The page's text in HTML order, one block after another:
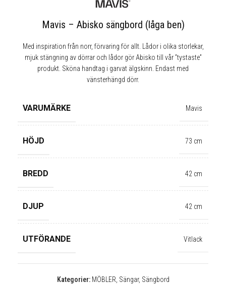
Mavis – Abisko sängbord (låga ben)
Med inspiration från norr, förvaring för allt. Lådor i olika storlekar,
mjuk stängning av dörrar och lådor gör Abisko till vår ”tystaste”
produkt. Sköna handtag i garvat älgskinn. Endast med
vänsterhängd dörr.
VARUMÄRKE Mavis
HÖJD 73 cm
BREDD 42 cm
DJUP 42 cm
UTFÖRANDE Vitlack
Kategorier: MÖBLER Sängar, Sängbord